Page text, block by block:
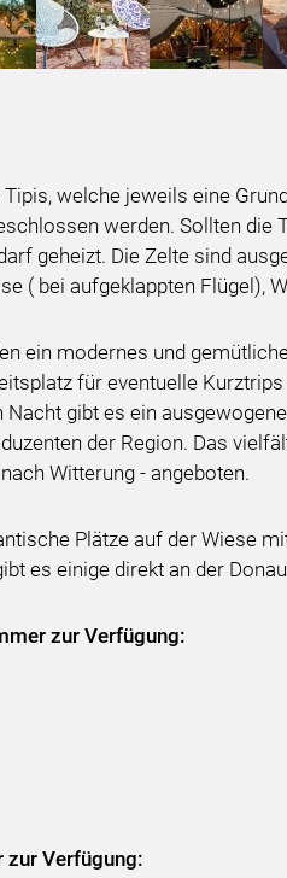
welche jeweils eine
werden. Sollten die
geheizt. Die Zelte sind
( bei aufgeklappten Flügel),
ein modernes und
für eventuelle
gibt es ein
der Region. Das
Witterung - angeboten.
Plätze auf der Wiese
es einige direkt an der
zur Verfügung:
max. 6
zur Verfügung: